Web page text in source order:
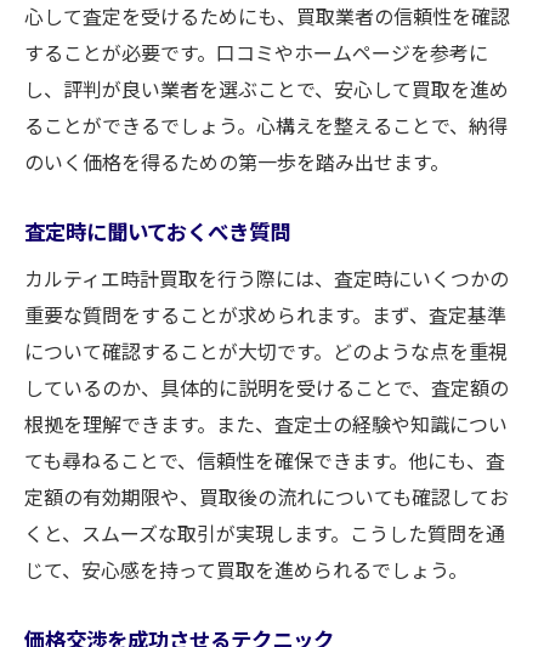
心して査定を受けるためにも、買取業者の信頼性を確認
することが必要です。口コミやホームページを参考に
し、評判が良い業者を選ぶことで、安心して買取を進め
ることができるでしょう。心構えを整えることで、納得
のいく価格を得るための第一歩を踏み出せます。
査定時に聞いておくべき質問
カルティエ時計買取を行う際には、査定時にいくつかの
重要な質問をすることが求められます。まず、査定基準
について確認することが大切です。どのような点を重視
しているのか、具体的に説明を受けることで、査定額の
根拠を理解できます。また、査定士の経験や知識につい
ても尋ねることで、信頼性を確保できます。他にも、査
定額の有効期限や、買取後の流れについても確認してお
くと、スムーズな取引が実現します。こうした質問を通
じて、安心感を持って買取を進められるでしょう。
価格交渉を成功させるテクニック